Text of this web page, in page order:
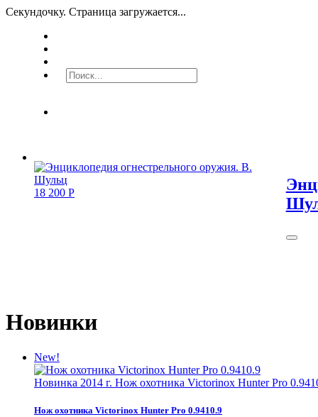
Секундочку. Страница загружается...
18 200 Р
Новинки
New!
Новинка 2014 г. Нож охотника Victorinox Hunter Pro
Нож охотника Victorinox Hunter Pro 0.9410.9